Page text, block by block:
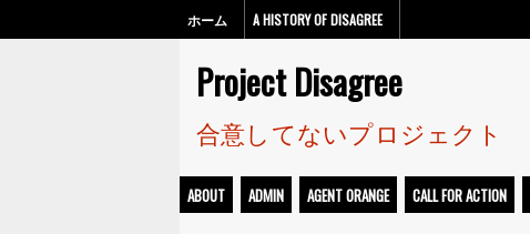
ホーム A HISTORY OF DISAGREE
Project Disagree
合意してないプロジェクト
ABOUT ADMIN AGENT ORANGE CALL FOR ACTION